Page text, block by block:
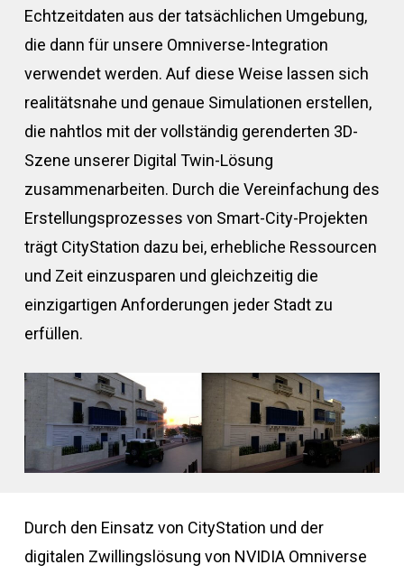
Echtzeitdaten aus der tatsächlichen Umgebung,
die dann für unsere Omniverse-Integration
verwendet werden. Auf diese Weise lassen sich
realitätsnahe und genaue Simulationen erstellen,
die nahtlos mit der vollständig gerenderten 3D-
Szene unserer Digital Twin-Lösung
zusammenarbeiten. Durch die Vereinfachung des
Erstellungsprozesses von Smart-City-Projekten
trägt CityStation dazu bei, erhebliche Ressourcen
und Zeit einzusparen und gleichzeitig die
einzigartigen Anforderungen jeder Stadt zu
erfüllen.
Durch den Einsatz von CityStation und der
digitalen Zwillingslösung von NVIDIA Omniverse